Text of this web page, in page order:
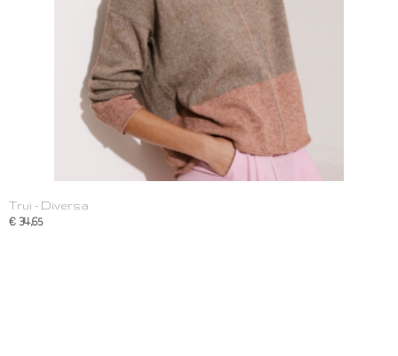
Trui - Diversa
€ 34,65